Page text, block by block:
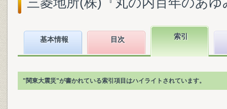
基本情報 目次 索引
"関東大震災"が書かれている索引項目はハイライトされています。